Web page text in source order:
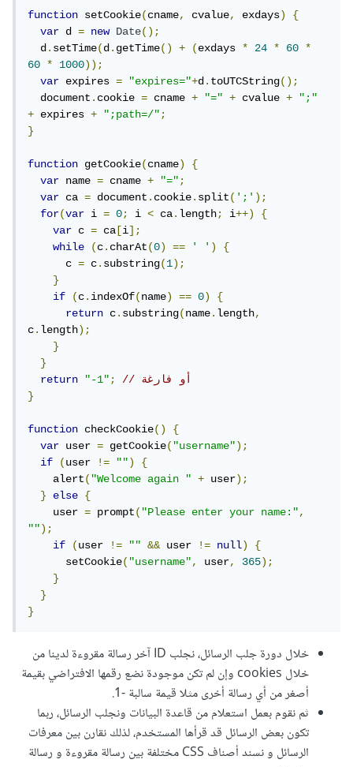
function setCookie(cname, cvalue, exdays)
{
var d = new Date();
  d
.setTime(d.getTime() + (exdays * 24 * 60
*
60
* 1000));
var expires = "expires="+d.toUTCString();
  document
.cookie = cname + "=" + cvalue +
";"
+ expires + ";path=/";
}
function getCookie(cname)
{
var name = cname + "=";
var ca = document.cookie.split(';');
for(var i = 0; i < ca.length; i++)
{
var c = ca [i];
while
(c.charAt(0) == ' ')
{
      c
= c.substring(1);
}
if
(c.indexOf(name) == 0)
{
return c.substring(name.length,
c.length);
}
}
return
"-1";
// أو فارغة
}
function checkCookie()
{
var user = getCookie("username");
if
(user != "")
{
    alert
("Welcome again " + user);
}
else
{
    user
= prompt("Please enter your name:",
"");
if
(user != "" && user != null)
{
      setCookie
("username", user, 365);
}
}
}
خلال دورة جلب الرسائل، نجلب ID آخر رسالة مقروءة لدينا من
خلال cookies وإن لم تكن موجودة نضع رقمها الافتراضي بقيمة
أصغر من أي رسالة أخرى مثلا قيمة سالبة -1.
ثم نقوم بعمل استعلام من قاعدة البيانات ونجلب الرسائل، ربما
تكون بعض الرسائل قد قرأها المستخدم، لذلك نقارن بين معرفات
الرسائل و نسند أصناف CSS مختلفة بين رسالة مقروءة و رسالة